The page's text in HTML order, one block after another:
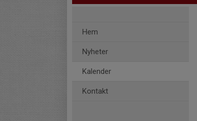
Hem
Nyheter
Kalender
Kontakt